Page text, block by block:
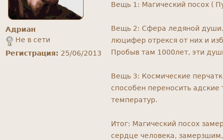
Адриан
Не в сети
Регистрация: 25/06/2013
Вещь 1: Магический посох (
Вещь 2: Сфера ледяной души.
люцифер отрекся от них и
Пробыв там 1000лет, эти
Вещь 3: Космические
способен переносить
температур.
Итог: Магический посох
сердце человека,